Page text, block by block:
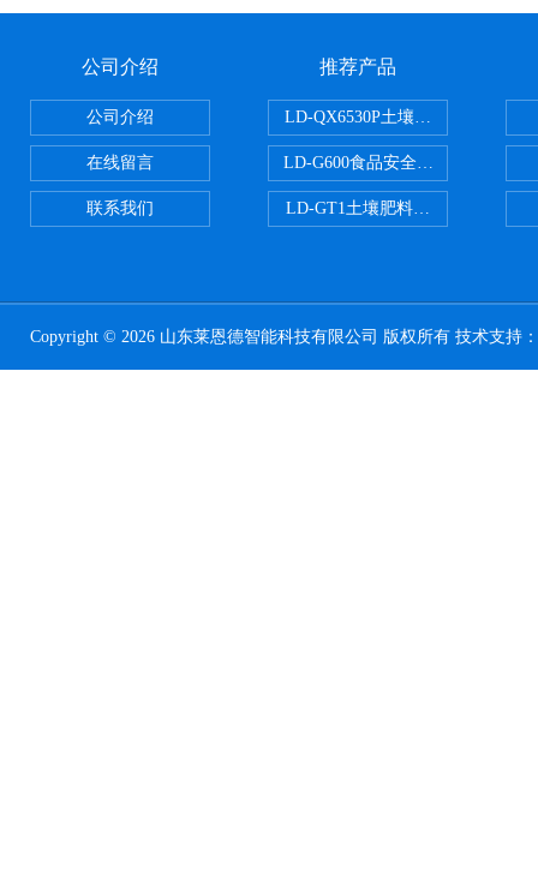
公司介绍
公司介绍
在线留言
联系我们
推荐产品
LD-QX6530P土壤氧化还原电位检
LD-G600食品安全检测仪
LD-GT1土壤肥料养分检测仪
Copyright © 2026 山东莱恩德智能科技有限公司 版权所有 技术支持：